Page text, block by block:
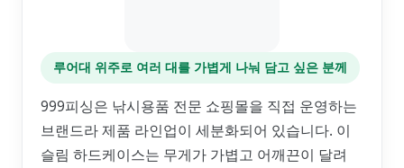
루어대 위주로 여러 대를 가볍게 나눠 담고 싶은 분께
999피싱은 낚시용품 전문 쇼핑몰을 직접 운영하는
브랜드라 제품 라인업이 세분화되어 있습니다. 이
슬림 하드케이스는 무게가 가볍고 어깨끈이 달려